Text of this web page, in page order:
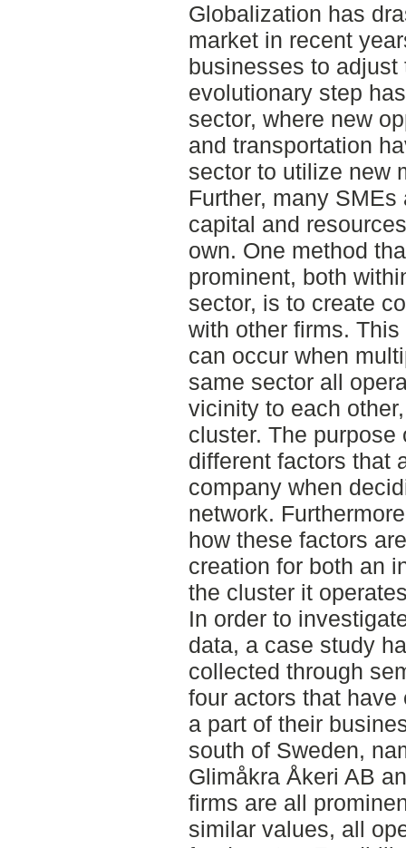
Globalization has
market in recent
businesses to
evolutionary step
sector, where new
and transportation
sector to utilize new
Further, many
capital and
own. One method
prominent, both
sector, is to create
with other firms.
can occur when
same sector all
vicinity to each
cluster. The
different factors that
company when
network.
how these factors
creation for both an
the cluster it
In order to
data, a case study
collected through
four actors that
a part of their
south of Sweden,
Glimåkra Åkeri AB
firms are all
similar values, all